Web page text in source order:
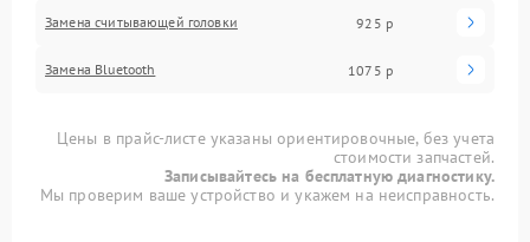
Замена считывающей головки 925 р
Замена Bluetooth 1075 р
Цены в прайс-листе указаны ориентировочные, без учета
стоимости запчастей.
Записывайтесь на бесплатную диагностику.
Мы проверим ваше устройство и укажем на неисправность.